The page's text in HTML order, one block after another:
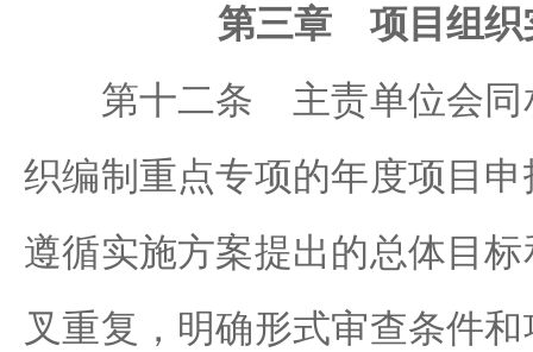
第三章 项目组织
第十二条 主责单位会同
织编制重点专项的年度项目
遵循实施方案提出的总体目
叉重复，明确形式审查条件